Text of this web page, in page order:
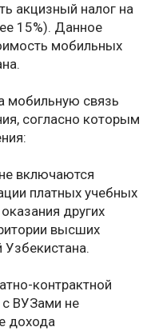
акцизный налог на
15%). Данное
мобильных
мобильную связь
согласно которым
включаются
платных учебных
других
высших
Узбекистана.
контрактной
ВУЗами не
дохода